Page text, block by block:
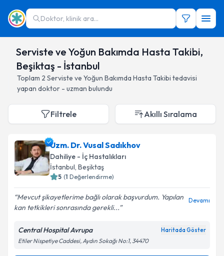
Doktor, klinik ara...
Serviste ve Yoğun Bakımda Hasta Takibi,
Beşiktaş - İstanbul
Toplam 2 Serviste ve Yoğun Bakımda Hasta Takibi tedavisi
yapan doktor - uzman bulundu
Filtrele Akıllı Sıralama
Uzm. Dr. Vusal Sadıkhov
Dahiliye - İç Hastalıkları
İstanbul, Beşiktaş
5 (1 Değerlendirme)
Mevcut şikayetlerime bağlı olarak başvurdum. Yapılan
kan tetkikleri sonrasında gerekli...
Devamı
Central Hospital Avrupa Haritada Göster
Etiler Nispetiye Caddesi, Aydın Sokağı No:1, 34470